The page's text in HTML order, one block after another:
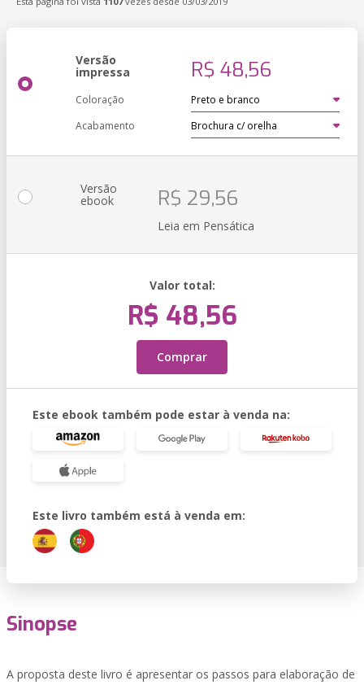
Versão
impressa R$ 48,56
Coloração
Acabamento
Versão
ebook R$ 29,56
Leia em Pensática
Valor total:
R$ 48,56
Comprar
Este ebook também pode estar à venda na:
Este livro também está à venda em:
Sinopse
A proposta deste livro é apresentar os passos para elaboração de